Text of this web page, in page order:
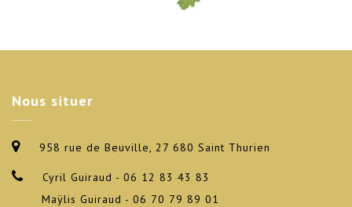
Nous situer
958 rue de Beuville, 27 680 Saint Thurien
Cyril Guiraud - 06 12 83 43 83
Maÿlis Guiraud - 06 70 79 89 01